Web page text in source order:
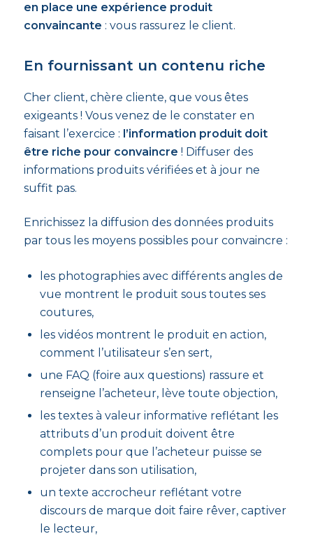
en place une expérience produit
convaincante : vous rassurez le client.
En fournissant un contenu riche
Cher client, chère cliente, que vous êtes
exigeants ! Vous venez de le constater en
faisant l’exercice : l’information produit doit
être riche pour convaincre ! Diffuser des
informations produits vérifiées et à jour ne
suffit pas.
Enrichissez la diffusion des données produits
par tous les moyens possibles pour convaincre :
les photographies avec différents angles de
vue montrent le produit sous toutes ses
coutures,
les vidéos montrent le produit en action,
comment l’utilisateur s’en sert,
une FAQ (foire aux questions) rassure et
renseigne l’acheteur, lève toute objection,
les textes à valeur informative reflétant les
attributs d’un produit doivent être
complets pour que l’acheteur puisse se
projeter dans son utilisation,
un texte accrocheur reflétant votre
discours de marque doit faire rêver, captiver
le lecteur,